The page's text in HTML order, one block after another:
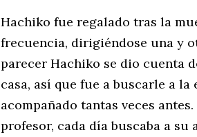
Hachiko fue regalado tras la
frecuencia, dirigiéndose una y
parecer Hachiko se dio cuenta
casa, así que fue a buscarle a
acompañado tantas veces
profesor, cada día buscaba a